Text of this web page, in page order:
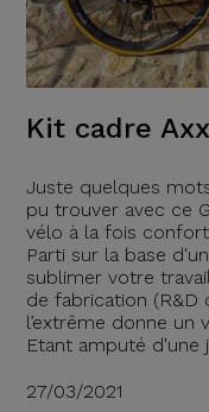
Kit cadre
Juste quelques
pu trouver avec ce
vélo à la fois
Parti sur la base
sublimer votre
de fabrication (R&D
l’extrême donne un
Etant amputé d'une
27/03/2021